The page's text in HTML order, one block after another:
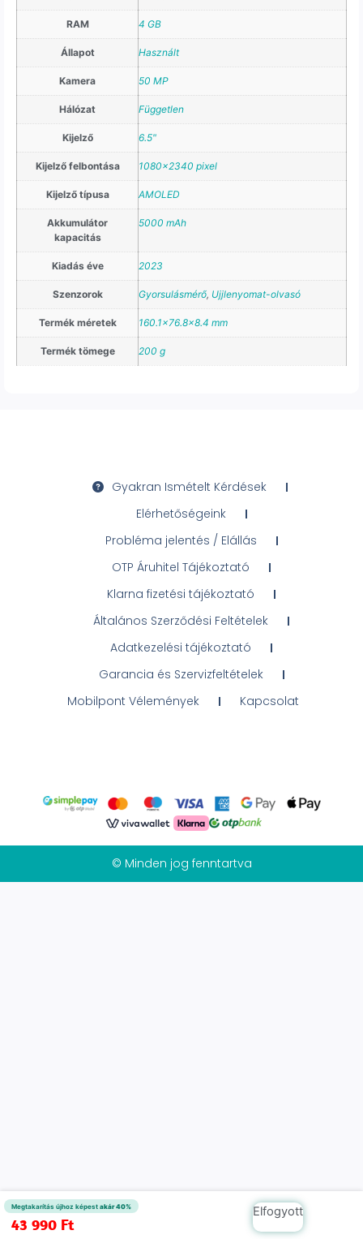
Megtakarítás újhoz képest akár 40%
43 990 Ft
Elfogyott
RAM 4 GB
Állapot Használt
Kamera 50 MP
Hálózat Független
Kijelző 6.5"
Kijelző felbontása 1080×2340 pixel
Kijelző típusa AMOLED
Akkumulátor
kapacitás
5000 mAh
Kiadás éve 2023
Szenzorok Gyorsulásmérő, Ujjlenyomat-olvasó
Termék méretek 160.1×76.8×8.4 mm
Termék tömege 200 g
Gyakran Ismételt Kérdések
Elérhetőségeink
Probléma jelentés / Elállás
OTP Áruhitel Tájékoztató
Klarna fizetési tájékoztató
Általános Szerződési Feltételek
Adatkezelési tájékoztató
Garancia és Szervizfeltételek
Mobilpont Vélemények
Kapcsolat
© Minden jog fenntartva